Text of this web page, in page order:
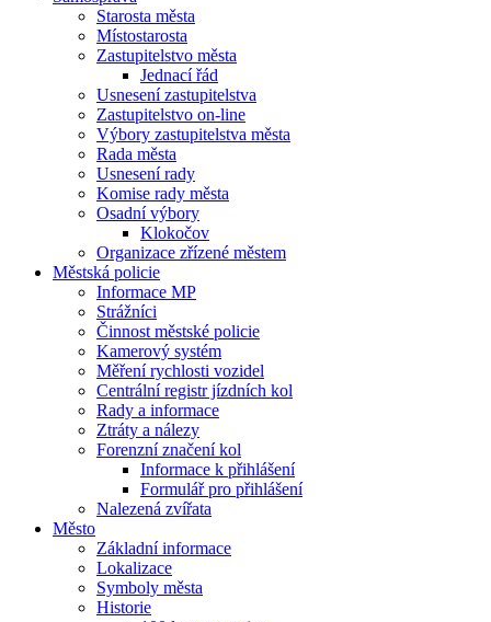
Starosta města
Místostarosta
Zastupitelstvo města
Jednací řád
Usnesení zastupitelstva
Zastupitelstvo on-line
Výbory zastupitelstva města
Rada města
Usnesení rady
Komise rady města
Osadní výbory
Klokočov
Organizace zřízené městem
Městská policie
Informace MP
Strážníci
Činnost městské policie
Kamerový systém
Měření rychlosti vozidel
Centrální registr jízdních kol
Rady a informace
Ztráty a nálezy
Forenzní značení kol
Informace k přihlášení
Formulář pro přihlášení
Nalezená zvířata
Město
Základní informace
Lokalizace
Symboly města
Historie